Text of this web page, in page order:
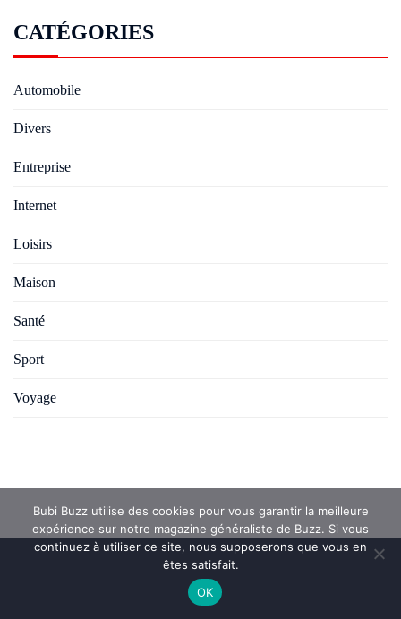
CATÉGORIES
Automobile
Divers
Entreprise
Internet
Loisirs
Maison
Santé
Sport
Voyage
Bubi Buzz utilise des cookies pour vous garantir la meilleure
expérience sur notre magazine généraliste de Buzz. Si vous
continuez à utiliser ce site, nous supposerons que vous en
êtes satisfait.
OK